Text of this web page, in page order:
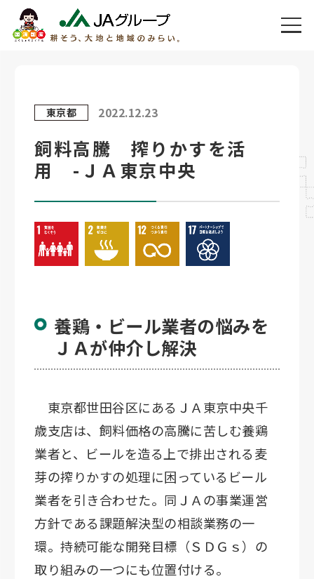
東京都 2022.12.23
飼料高騰 搾りかすを活
用 -ＪＡ東京中央
養鶏・ビール業者の悩みを
ＪＡが仲介し解決
東京都世田谷区にあるＪＡ東京中央千
歳支店は、飼料価格の高騰に苦しむ養鶏
業者と、ビールを造る上で排出される麦
芽の搾りかすの処理に困っているビール
業者を引き合わせた。同ＪＡの事業運営
方針である課題解決型の相談業務の一
環。持続可能な開発目標（ＳＤＧｓ）の
取り組みの一つにも位置付ける。